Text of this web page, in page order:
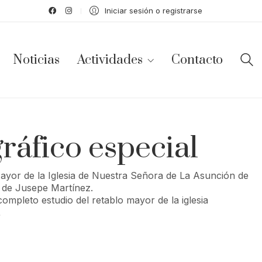
Iniciar sesión o registrarse
Noticias Actividades Contacto
especial
de la Iglesia de Nuestra Señora de La Asunción de
Jusepe Martínez.
estudio del retablo mayor de la iglesia